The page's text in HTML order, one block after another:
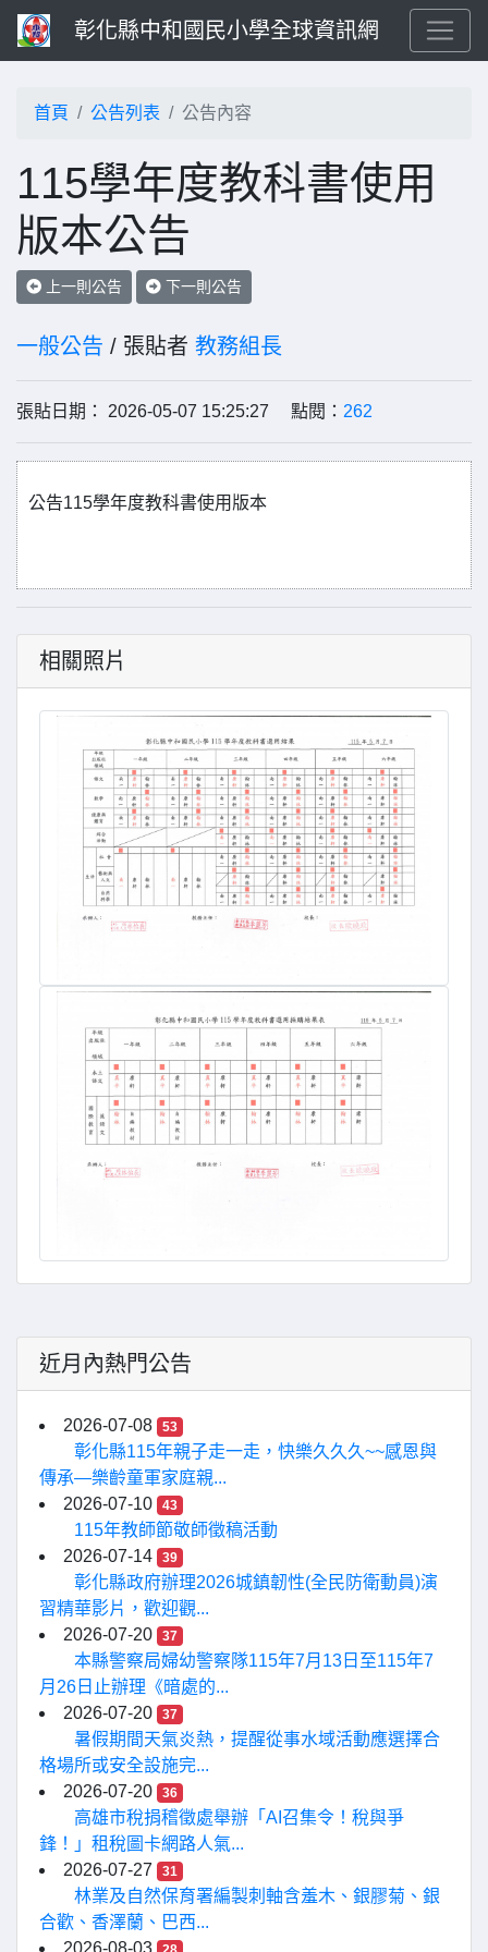
彰化縣中和國民小學全球資訊網
首頁 公告列表 公告內容
115學年度教科書使用
版本公告
上一則公告 下一則公告
一般公告 / 張貼者 教務組長
張貼日期： 2026-05-07 15:25:27 點閱： 262
公告115學年度教科書使用版本
相關照片
近月內熱門公告
2026-07-08 53
彰化縣115年親子走一走，快樂久久久~~感恩與
傳承—樂齡童軍家庭親...
2026-07-10
43
115年教師節敬師徵稿活動
2026-07-14
39
彰化縣政府辦理2026城鎮韌性(全民防衛動員)演
習精華影片，歡迎觀...
2026-07-20
37
本縣警察局婦幼警察隊115年7月13日至115年7
月26日止辦理《暗處的...
2026-07-20
37
暑假期間天氣炎熱，提醒從事水域活動應選擇合
格場所或安全設施完...
2026-07-20
36
高雄市稅捐稽徵處舉辦「AI召集令！稅與爭
鋒！」租稅圖卡網路人氣...
2026-07-27
31
林業及自然保育署編製刺軸含羞木、銀膠菊、銀
合歡、香澤蘭、巴西...